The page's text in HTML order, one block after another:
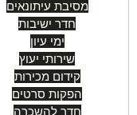
מסיבת עיתונאים
חדר ישיבות
ימי עיון
שירותי יעוץ
קידום מכירות
הפקות סרטים
חדר להשכרה